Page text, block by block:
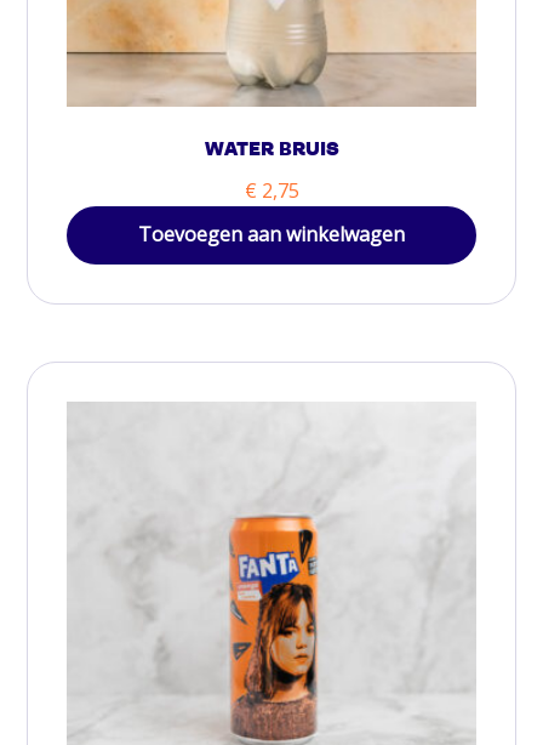
WATER BRUIS
€ 2,75
Toevoegen aan winkelwagen